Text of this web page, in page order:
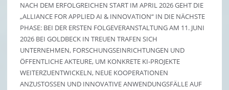
NACH DEM ERFOLGREICHEN START IM APRIL 2026 GEHT DIE
„ALLIANCE FOR APPLIED AI & INNOVATION“ IN DIE NÄCHSTE
PHASE: BEI DER ERSTEN FOLGEVERANSTALTUNG AM 11. JUNI
2026 BEI GOLDBECK IN TREUEN TRAFEN SICH
UNTERNEHMEN, FORSCHUNGSEINRICHTUNGEN UND
ÖFFENTLICHE AKTEURE, UM KONKRETE KI-PROJEKTE
WEITERZUENTWICKELN, NEUE KOOPERATIONEN
ANZUSTOSSEN UND INNOVATIVE ANWENDUNGSFÄLLE AUF D